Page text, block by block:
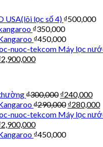
USA(lõi lọc số 4) ₫500,000
₫350,000
₫450,000
Máy lọc
2,900,000
₫300,000 ₫240,000
₫290,000 ₫280,000
Máy lọc
2,900,000
₫450,000